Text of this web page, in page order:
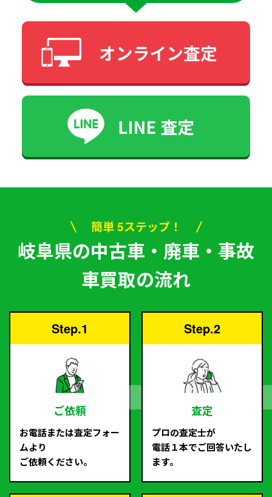
簡単 5ステップ！
岐阜県の中古車・廃車・事故
車買取の流れ
Step.1
ご依頼
お電話または査定フォー
ムより
ご依頼ください。
Step.2
査定
プロの査定士が
電話１本でご回答いたし
ます。